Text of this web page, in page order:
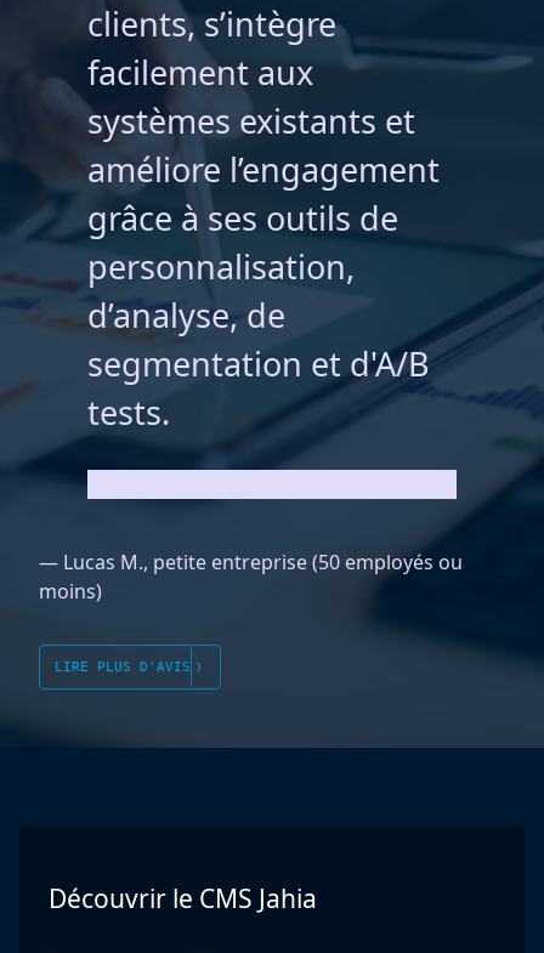
clients, s’intègre
facilement aux
systèmes existants et
améliore l’engagement
grâce à ses outils de
personnalisation,
d’analyse, de
segmentation et d'A/B
tests.
— Lucas M., petite entreprise (50 employés ou
moins)
LIRE PLUS D'AVIS
Découvrir le CMS Jahia